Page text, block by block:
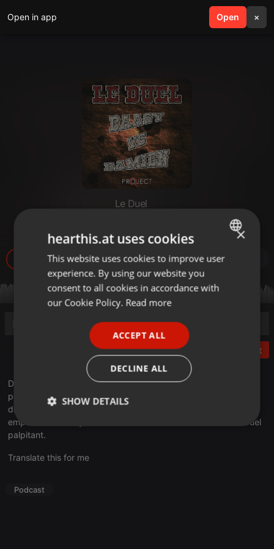
Open in app Open ×
search menu
Le Duel
Le Duel #64 : Baagy VS Damien
Post
Dans cette 64ième émission, Baagy revient pour la 3ième fois
pour tenter d’enfin accéder à la victoire !!! Mais face à lui se
dresse Damien, un nouveau candidat qui va tenter de l’en
empêcher. Va-t-il y arriver ? Vous le saurez en écoutant ce Duel
palpitant.
Translate this for me
Podcast
ENGLISH
GERMAN
×
hearthis.at uses cookies
This website uses cookies to improve user
experience. By using our website you
consent to all cookies in accordance with
our Cookie Policy. Read more
ACCEPT ALL
DECLINE ALL
SHOW DETAILS
Strictly
Targeting Functionality